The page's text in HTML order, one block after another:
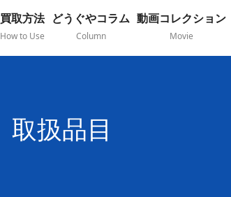
買取方法
How to Use
どうぐやコラム
Column
動画コレクション
Movie
取扱品目